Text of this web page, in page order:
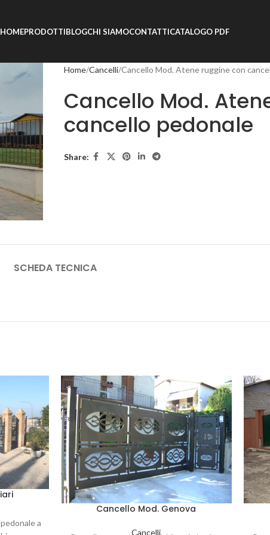
HOMEPRODOTTIBLOGCHI SIAMOCONTATTICATALOGO PDF
Home Cancelli Cancello Mod. Atene ruggine con
Cancello Mod.
cancello pedonale
Share:
SCHEDA TECNICA
a
Cancello Mod. Genova
Cancelli